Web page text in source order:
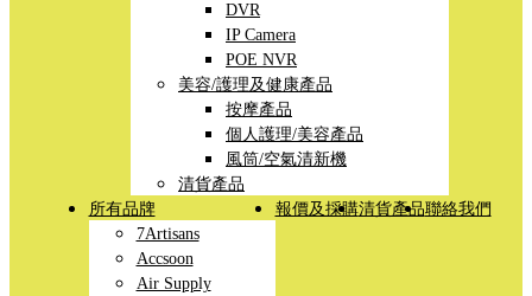
DVR
IP Camera
POE NVR
美容/護理及健康產品
按摩產品
個人護理/美容產品
風筒/空氣清新機
清貨產品
所有品牌
7Artisans
Accsoon
Air Supply
報價及採購清貨產品聯絡我們